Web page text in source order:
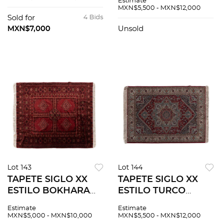
medallón central y
orla con decoración
4 Bids
Sold for
MXN$7,000
Cuenta con campo
medallón central
MXN$5,500 - MXN$12,000
Unsold
Lot 143
TAPETE SIGLO XX
ESTILO BOKHARA
en fibras de lana,
Estimate
MXN$5,000 - MXN$10,000
Lot 144
TAPETE SIGLO XX
ESTILO TURCO
de lana y algodón
Estimate
MXN$5,500 - MXN$12,000